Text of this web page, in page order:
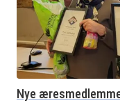
Nye